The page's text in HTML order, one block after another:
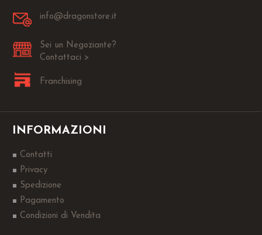
info@dragonstore.it
Sei un Negoziante?
Contattaci >
Franchising
INFORMAZIONI
Contatti
Privacy
Spedizione
Pagamento
Condizioni di Vendita